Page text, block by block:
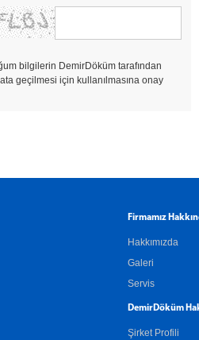
bilgilerin DemirDöküm tarafından
geçilmesi için kullanılmasına onay
Firmamız
Hakkımızda
Galeri
Servis
DemirDöküm
Şirket Profili